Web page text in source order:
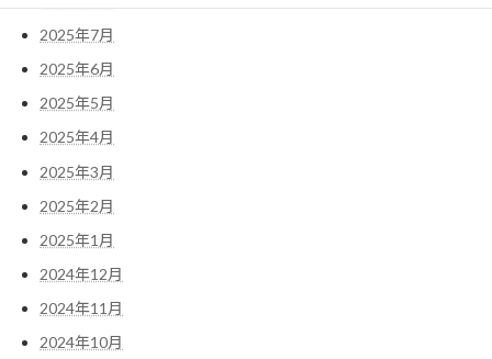
2025年7月
2025年6月
2025年5月
2025年4月
2025年3月
2025年2月
2025年1月
2024年12月
2024年11月
2024年10月